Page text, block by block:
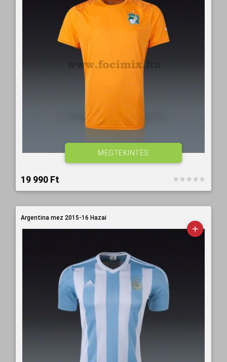
19 990 Ft‎
MEGTEKINTÉS
Argentina mez 2015-16 Hazai